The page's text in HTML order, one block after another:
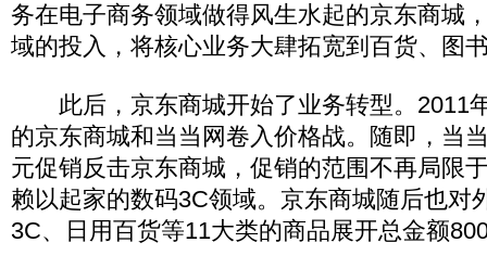
务在电子商务领域做得风生水起的京东商城
域的投入，将核心业务大肆拓宽到百货、图
此后，京东商城开始了业务转型。2011
的京东商城和当当网卷入价格战。随即，当
元促销反击京东商城，促销的范围不再局限
赖以起家的数码3C领域。京东商城随后也对
3C、日用百货等11大类的商品展开总金额